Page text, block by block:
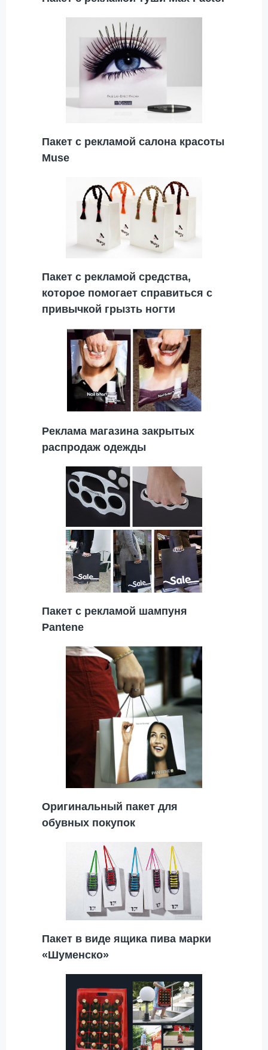
Пакет с рекламой салона красоты
Muse
Пакет с рекламой средства,
которое помогает справиться с
привычкой грызть ногти
Реклама магазина закрытых
распродаж одежды
Пакет с рекламой шампуня
Pantene
Оригинальный пакет для
обувных покупок
Пакет в виде ящика пива марки
«Шуменско»